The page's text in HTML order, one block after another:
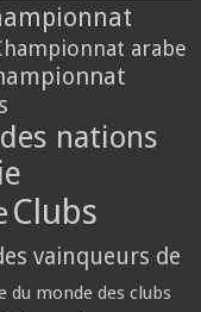
arabe
nations
Clubs
vainqueurs de
du monde des clubs